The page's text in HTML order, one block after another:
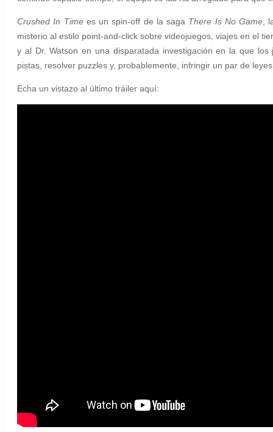
Crushed In Time es un spin-off de la saga There Is No Game ,
misterio al estilo point-and-click sobre videojuegos, viajes en el
y al Dr. Watson en una disparatada investigación en la que
pistas, resolver puzzles y, probablemente, infringir un par de
Echa un vistazo al último tráiler aquí: